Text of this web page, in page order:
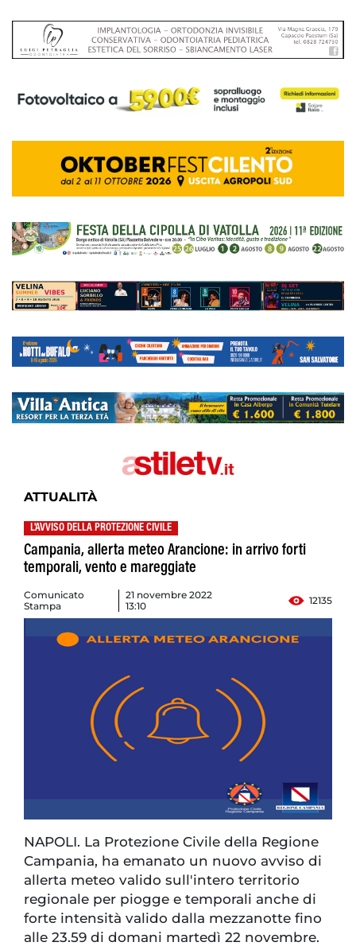
ATTUALITÀ
L'AVVISO DELLA PROTEZIONE CIVILE
Campania, allerta meteo Arancione: in arrivo forti
temporali, vento e mareggiate
Comunicato
Stampa
21 novembre 2022
13:10
12135
NAPOLI. La Protezione Civile della Regione
Campania, ha emanato un nuovo avviso di
allerta meteo valido sull'intero territorio
regionale per piogge e temporali anche di
forte intensità valido dalla mezzanotte fino
alle 23.59 di domani martedì 22 novembre.